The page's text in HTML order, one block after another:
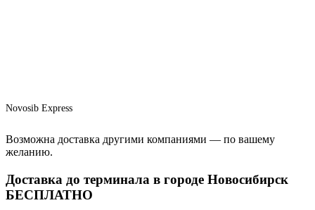
Novosib Express
Возможна доставка другими компаниями — по вашему
желанию.
Доставка до терминала в городе Новосибирск
БЕСПЛАТНО